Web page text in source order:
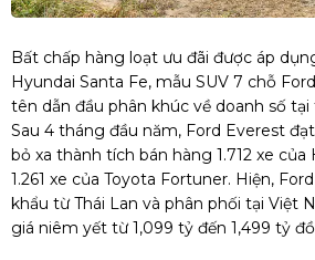
Bất chấp hàng loạt ưu đãi được áp
Hyundai Santa Fe, mẫu SUV 7 chỗ
tên dẫn đầu phân khúc về doanh số
Sau 4 tháng đầu năm, Ford Everest
bỏ xa thành tích bán hàng 1.712 xe của
1.261 xe của Toyota Fortuner. Hiện,
khẩu từ Thái Lan và phân phối tại Việt
giá niêm yết từ 1,099 tỷ đến 1,499 tỷ